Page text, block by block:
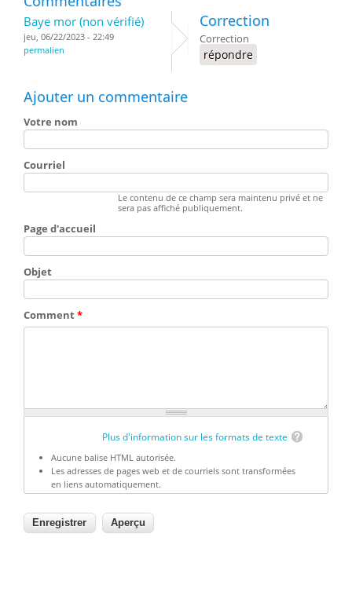
Baye mor (non vérifié)
jeu, 06/22/2023 - 22:49
permalien
Correction
Correction
répondre
Ajouter un commentaire
Votre nom
Courriel
Le contenu de ce champ sera maintenu privé et ne
sera pas affiché publiquement.
Page d'accueil
Objet
Comment*
Plus d'information sur les formats de texte
Aucune balise HTML autorisée.
Les adresses de pages web et de courriels sont transformées
en liens automatiquement.